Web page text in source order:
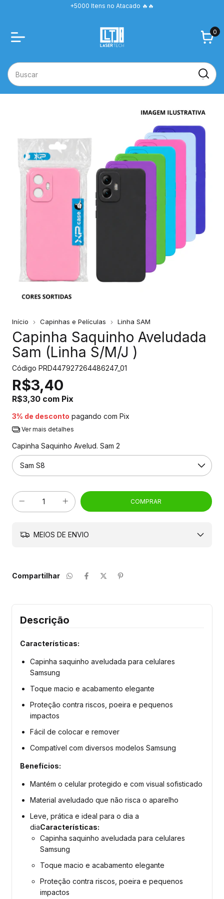
+5000 Itens no Atacado 🔥🔥
0
Início Capinhas e Películas Linha SAM
Capinha Saquinho Aveludada
Sam (Linha S/M/J )
Código PRD447927264486247_01
R$3,40
R$3,30 com Pix
3% de desconto pagando com Pix
Ver mais detalhes
Capinha Saquinho Avelud. Sam 2
MEIOS DE ENVIO
Compartilhar
Descrição
Características:
Capinha saquinho aveludada para celulares
Samsung
Toque macio e acabamento elegante
Proteção contra riscos, poeira e pequenos
impactos
Fácil de colocar e remover
Compatível com diversos modelos Samsung
Benefícios:
Mantém o celular protegido e com visual sofisticado
Material aveludado que não risca o aparelho
Leve, prática e ideal para o dia a
diaCaracterísticas:
Capinha saquinho aveludada para celulares
Samsung
Toque macio e acabamento elegante
Proteção contra riscos, poeira e pequenos
impactos